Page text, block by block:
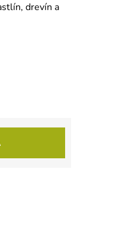
drevín a